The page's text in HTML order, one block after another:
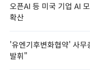
오픈AI 등 미국 기업 AI
확산
'유엔기후변화협약' 사
발휘"